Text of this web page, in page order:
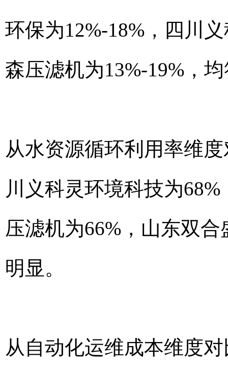
环保为12%-18%，四川
森压滤机为13%-19%，
从水资源循环利用率维
川义科灵环境科技为
压滤机为66%，山东双
明显。
从自动化运维成本维度